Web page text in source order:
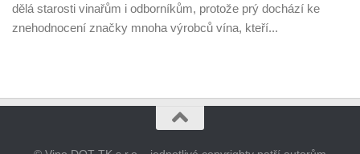
dělá starosti vinařům i odborníkům, protože prý dochází ke
znehodnocení značky mnoha výrobců vína, kteří...